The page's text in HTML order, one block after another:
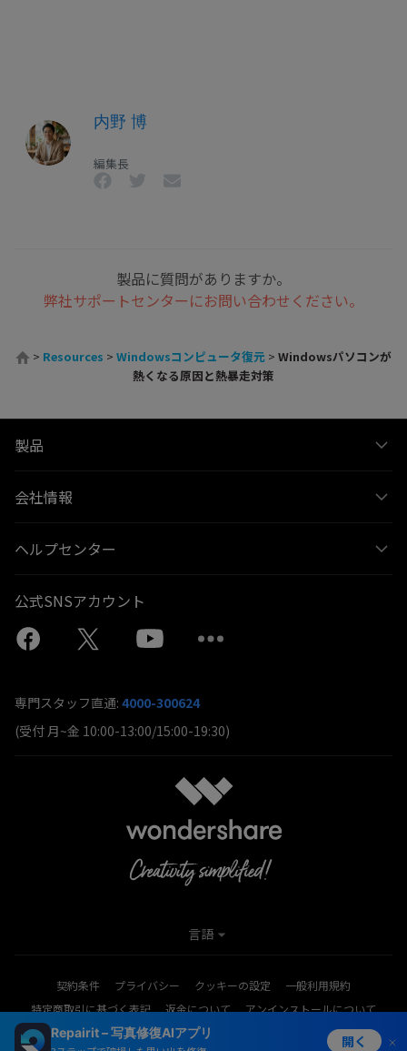
Repairit – 写真修復AIアプリ 開く
内野 博
編集長
製品に質問がありますか。
弊社サポートセンターにお問い合わせください。
> Resources > Windowsコンピュータ復元 > Windowsパソコンが
熱くなる原因と熱暴走対策
製品
会社情報
ヘルプセンター
公式SNSアカウント
専門スタッフ直通: 4000-300624
(受付 月~金 10:00-13:00/15:00-19:30)
契約条件 プライバシー クッキーの設定
一般利用規約
特定商取引に基づく表記
返金について
アンインストールについて
Copyright © 2026Wondershare. All rights reserved.
言語